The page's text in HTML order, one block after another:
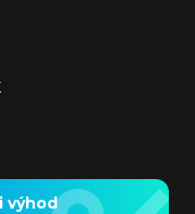
výhod